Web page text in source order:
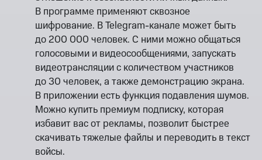
В программе применяют сквозное
шифрование. В Telegram-канале может быть
до 200 000 человек. С ними можно общаться
голосовыми и видеосообщениями, запускать
видеотрансляции с количеством участников
до 30 человек, а также демонстрацию экрана.
В приложении есть функция подавления шумов.
Можно купить премиум подписку, которая
избавит вас от рекламы, позволит быстрее
скачивать тяжелые файлы и переводить в текст
войсы.